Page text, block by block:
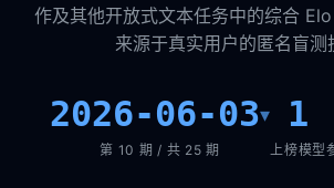
作及其他开放式文本任务中的综合
来源于真实用户的匿名盲测
2026-06-03▾
第 10 期 / 共 25 期
1
上榜模型